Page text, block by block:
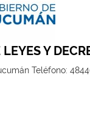
Y
Teléfono: